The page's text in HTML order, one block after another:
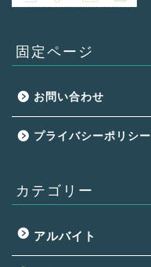
固定ページ
お問い合わせ
プライバシーポリシー
カテゴリー
アルバイト